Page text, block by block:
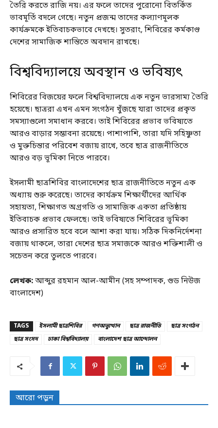
তৈরি করতে রাজি নয়। এর ফলে তাদের পুরোনো বিতর্কিত
ভাবমূর্তি বদলে গেছে। নতুন প্রজন্ম তাদের কল্যাণমূলক
কার্যক্রমকে ইতিবাচকভাবে দেখছে। সুতরাং, শিবিরের কর্মকাণ্ড
দেশের সামাজিক শান্তিতে অবদান রাখছে।
বিশ্ববিদ্যালয়ে অবস্থান ও ভবিষ্যৎ
শিবিরের বিজয়ের ফলে বিশ্ববিদ্যালয়ে এক নতুন ভারসাম্য তৈরি
হয়েছে। ছাত্ররা এখন এমন সংগঠন খুঁজছে যারা তাদের প্রকৃত
সমস্যাগুলো সমাধান করবে। তাই শিবিরের প্রভাব ভবিষ্যতে
আরও বাড়ার সম্ভাবনা রয়েছে। পাশাপাশি, তারা যদি সহিষ্ণুতা
ও মুক্তচিন্তার পরিবেশ বজায় রাখে, তবে ছাত্র রাজনীতিতে
আরও বড় ভূমিকা নিতে পারবে।
ইসলামী ছাত্রশিবির বাংলাদেশের ছাত্র রাজনীতিতে নতুন এক
অধ্যায় শুরু করেছে। তাদের কার্যক্রম শিক্ষার্থীদের আর্থিক
সহায়তা, শিক্ষাগত অগ্রগতি ও সামাজিক একতা প্রতিষ্ঠায়
ইতিবাচক প্রভাব ফেলছে। তাই ভবিষ্যতে শিবিরের ভূমিকা
আরও প্রসারিত হবে বলে আশা করা যায়। সঠিক দিকনির্দেশনা
বজায় থাকলে, তারা দেশের ছাত্র সমাজকে আরও শক্তিশালী ও
সচেতন করে তুলতে পারবে।
লেখক:আব্দুর রহমান আল-আমীন (সহ সম্পাদক, গুড নিউজ
বাংলাদেশ)
TAGS ইসলামী ছাত্রশিবির গণঅভ্যুত্থান ছাত্র রাজনীতি
ছাত্র সংগঠন
ছাত্র সংসদ
ঢাকা বিশ্ববিদ্যালয় বাংলাদেশ ছাত্র আন্দোলন
আরো পড়ুন